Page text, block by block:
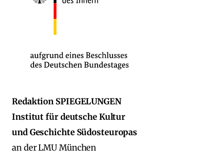
Redaktion SPIEGELUNGEN
Institut für deutsche Kultur
und Geschichte Südosteuropas
an der LMU München